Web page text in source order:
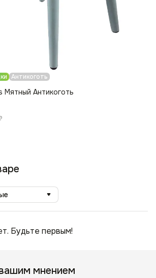
сочетание функциональности
Антикоготь
Мятный Антикоготь
Будьте первым!
мнением